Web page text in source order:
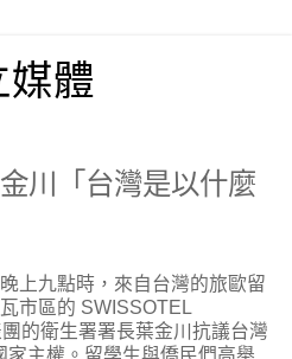
媒體
川「台灣是以什麼
上九點時，來自台灣的旅歐留
市區的 SWISSOTEL
的衛生署署長葉金川抗議台灣
主權。留學生與僑民們高舉